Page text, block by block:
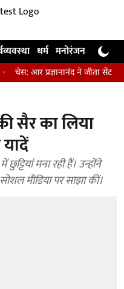
धर्म मनोरंजन खेल
प्रज्ञानानंद ने जीता सेंट लुइस
सैर का लिया
मना रही हैं। उन्होंने
मीडिया पर साझा कीं।